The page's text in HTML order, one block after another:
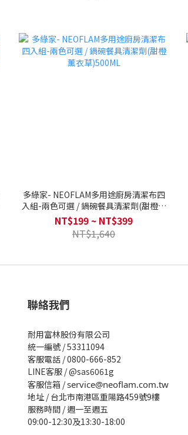
多綠家- NEOFLAM多用途廚房清潔布四
入組-兩色可選 / 鍋碗餐具清潔劑(甜橙薰
衣草)500ML
NT$199 ~ NT$399
NT$1,640
聯絡我們
耐用富林股份有限公司
統一編號 / 53311094
客服電話 / 0800-666-852
LINE客服 / @sas6061g
客服信箱 /service@neoflam.com.tw
地址 / 台北市南港區重陽路459號9樓
服務時間 / 週一至週五
09:00-12:30及13:30-18:00